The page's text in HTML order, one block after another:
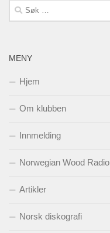
Søk
etter:
MENY
Hjem
Om klubben
Innmelding
Norwegian Wood Radio
Artikler
Norsk diskografi